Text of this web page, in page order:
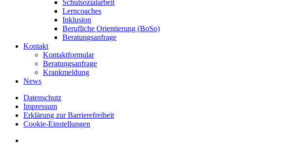
Schulsozialarbeit
Lerncoaches
Inklusion
Berufliche Orientierung (BoSo)
Beratungsanfrage
Kontakt
Kontaktformular
Beratungsanfrage
Krankmeldung
News
Datenschutz
Impressum
Erklärung zur Barrierefreiheit
Cookie-Einstellungen